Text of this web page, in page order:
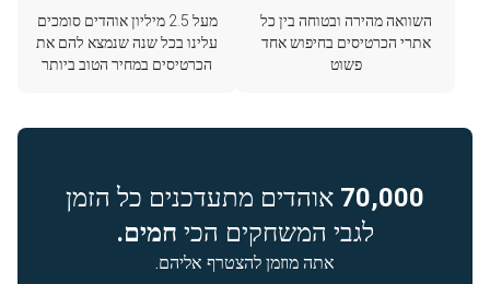
השוואה מהירה ובטוחה בין כל
אתרי הכרטיסים בחיפוש אחד
פשוט
מעל 2.5 מיליון אוהדים סומכים
עלינו בכל שנה שנמצא להם את
הכרטיסים במחיר הטוב ביותר
70,000 אוהדים מתעדכנים כל הזמן
לגבי המשחקים הכי חמים.
אתה מוזמן להצטרף אליהם.